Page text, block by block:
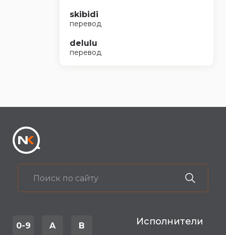
skibidi
перевод
delulu
перевод
0-9 A B Исполнители